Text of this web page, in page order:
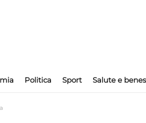
Politica Sport Salute e